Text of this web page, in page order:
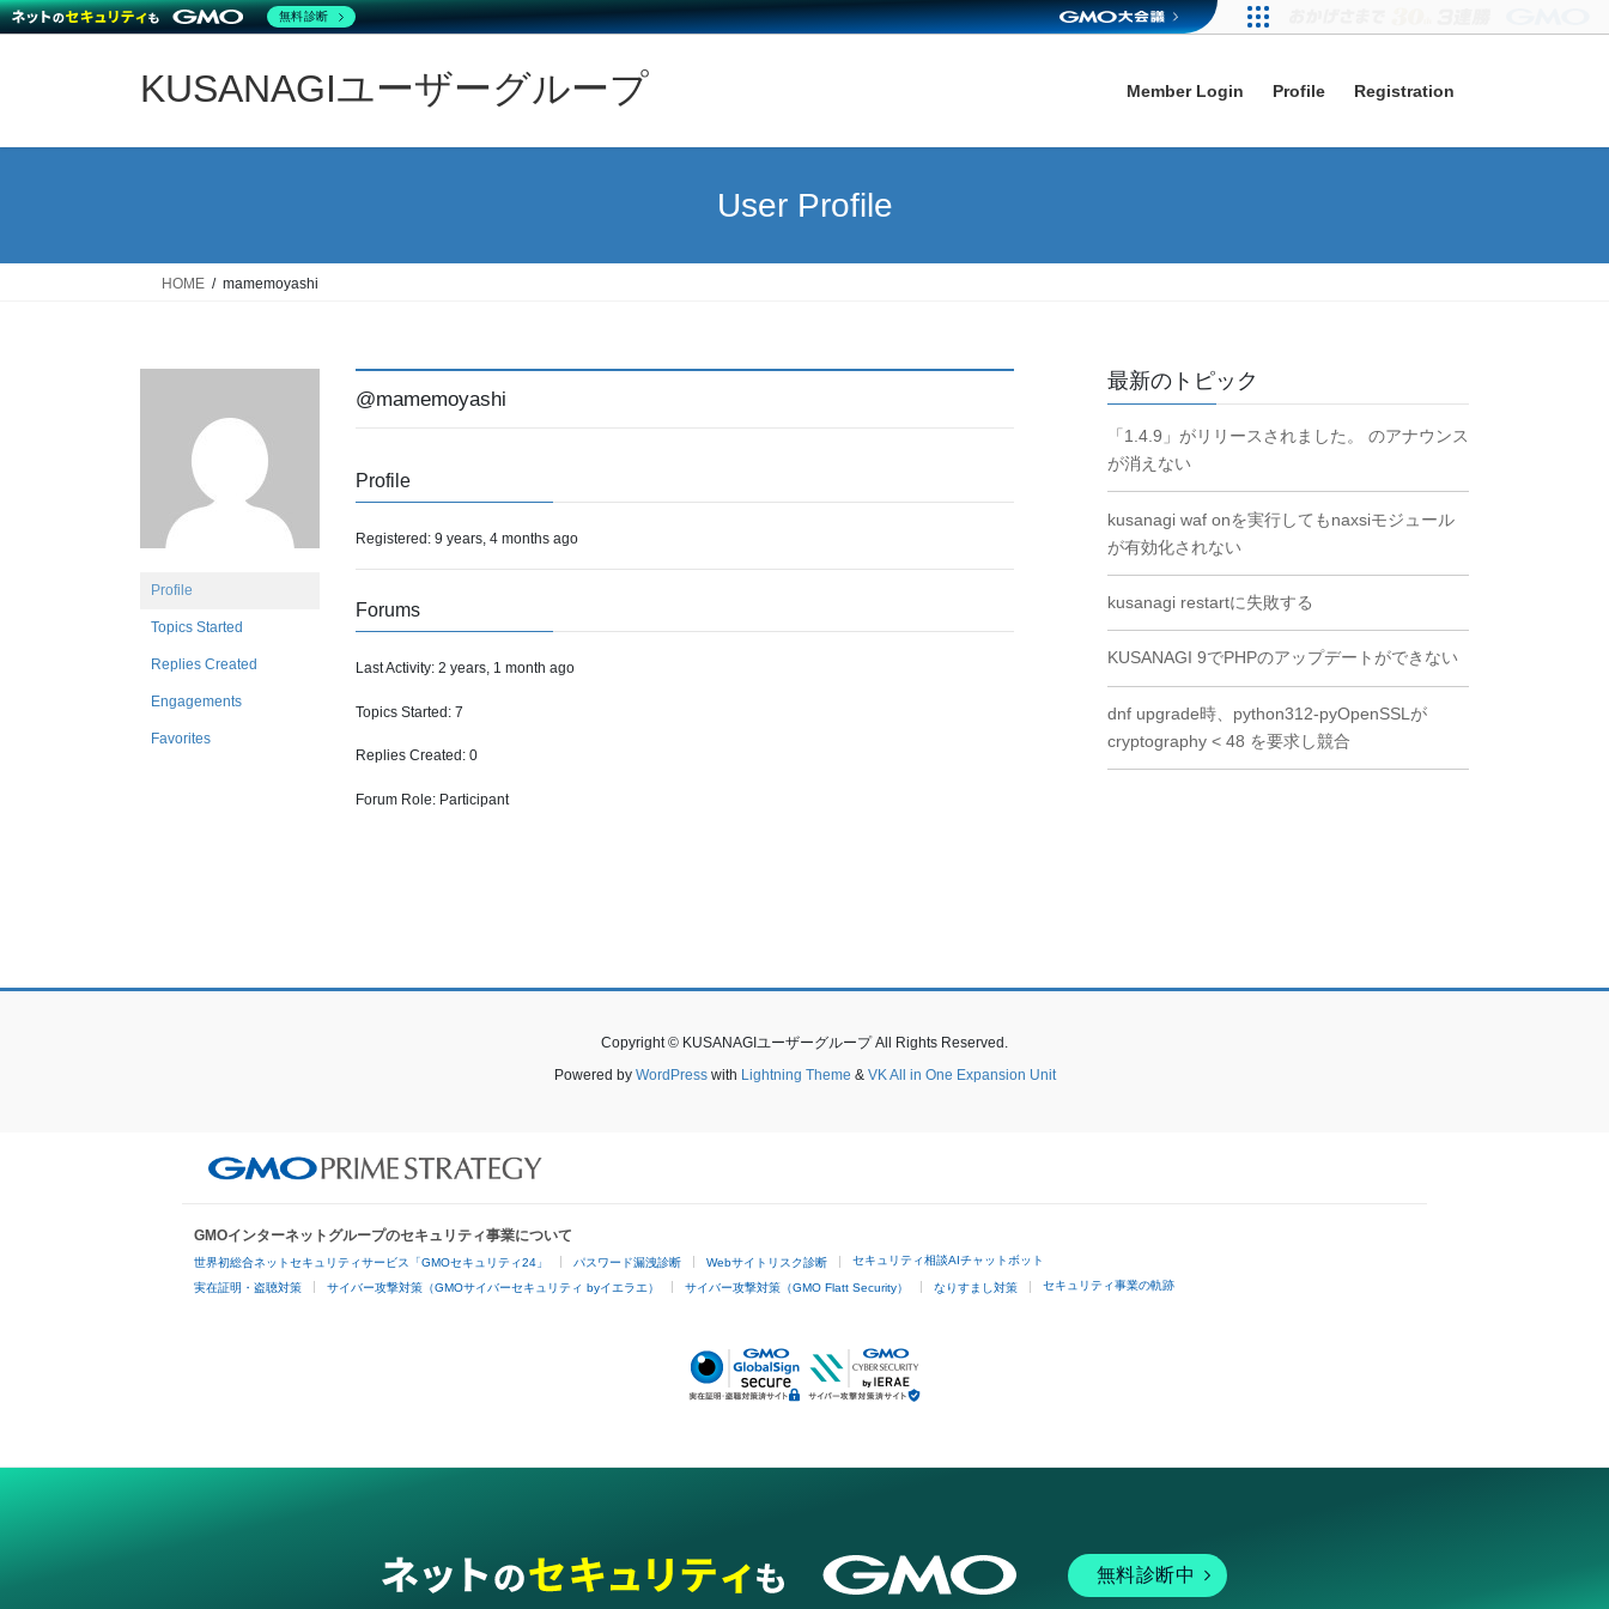
KUSANAGIユーザーグループ Member Login Profile Registration
User Profile
HOME mamemoyashi
Profile
Topics Started
Replies Created
Engagements
Favorites
@mamemoyashi
Profile
Registered: 9 years, 4 months ago
Forums
Last Activity: 2 years, 1 month ago
Topics Started: 7
Replies Created: 0
Forum Role: Participant
最新のトピック
「1.4.9」がリリースされました。 のアナウンス
が消えない
kusanagi waf onを実行してもnaxsiモジュール
が有効化されない
kusanagi restartに失敗する
KUSANAGI 9でPHPのアップデートができない
dnf upgrade時、python312-pyOpenSSLが
cryptography < 48 を要求し競合
Copyright © KUSANAGIユーザーグループ All Rights Reserved.
Powered by WordPresswith Lightning Theme & VK All in One Expansion Unit
GMOインターネットグループのセキュリティ事業について
世界初総合ネットセキュリティサービス「GMOセキュリティ24」 パスワード漏洩診断 Webサイトリスク診断 セキュリティ相談AIチャットボット
実在証明・盗聴対策 サイバー攻撃対策（GMOサイバーセキュリティ byイエラエ） サイバー攻撃対策（GMO Flatt Security） なりすまし対策 セキュリティ事業の軌跡
無料診断中
無料診断